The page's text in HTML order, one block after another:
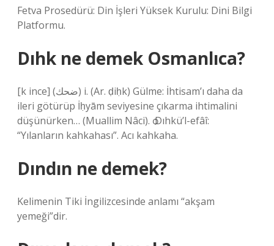
Fetva Prosedürü: Din İşleri Yüksek Kurulu: Dini Bilgi
Platformu.
Dıhk ne demek Osmanlıca?
[k ince] (ﺿﺤﻚ) i. (Ar. ḍiḥk) Gülme: İhtisam’ı daha da
ileri götürüp İḥyām seviyesine çıkarma ihtimalini
düşünürken… (Muallim Nâci). ѻ Dıhkü’l-efâî:
“Yılanların kahkahası”. Acı kahkaha.
Dındın ne demek?
Kelimenin Tiki İngilizcesinde anlamı “akşam
yemeği”dir.